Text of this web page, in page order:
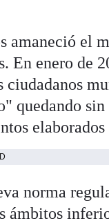
amaneció el
En enero de
ciudadanos
quedando
norma
ámbitos